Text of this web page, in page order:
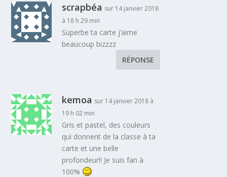
scrapbéa sur 14 janvier 2018
à 18 h 29 min
Superbe ta carte j’aime
beaucoup bizzzz
RÉPONSE
kemoa sur 14 janvier 2018 à
19 h 02 min
Gris et pastel, des couleurs
qui donnent de la classe à ta
carte et une belle
profondeur!! Je suis fan à
100%